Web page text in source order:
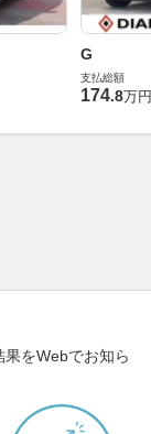
G
支払総額
174.8万円
をWebでお知ら